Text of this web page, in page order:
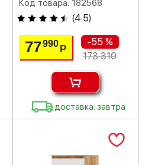
Код товара: 182568
(4.5)
77990 Р
-55 %
173 310
доставка: завтра